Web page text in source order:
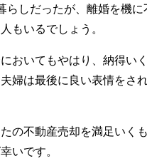
らしだったが、離婚を機に
もいるでしょう。
おいてもやはり、納得い
婦は最後に良い表情をさ
の不動産売却を満足いく
いです。